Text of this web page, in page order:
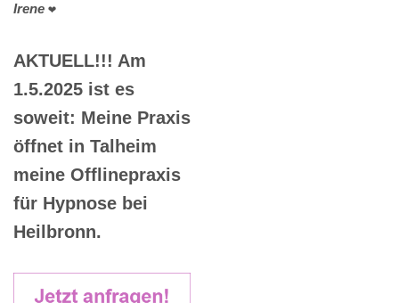
Irene ❤️
AKTUELL!!! Am
1.5.2025 ist es
soweit: Meine Praxis
öffnet in Talheim
meine Offlinepraxis
für Hypnose bei
Heilbronn.